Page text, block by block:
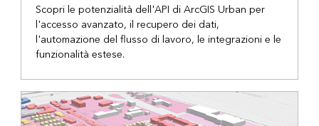
Scopri le potenzialità dell'API di ArcGIS Urban per
l'accesso avanzato, il recupero dei dati,
l'automazione del flusso di lavoro, le integrazioni e le
funzionalità estese.